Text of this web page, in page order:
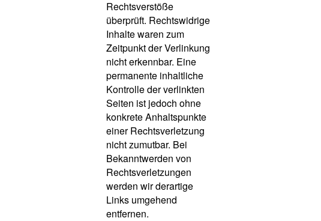
Rechtsverstöße
überprüft. Rechtswidrige
Inhalte waren zum
Zeitpunkt der Verlinkung
nicht erkennbar. Eine
permanente inhaltliche
Kontrolle der verlinkten
Seiten ist jedoch ohne
konkrete Anhaltspunkte
einer Rechtsverletzung
nicht zumutbar. Bei
Bekanntwerden von
Rechtsverletzungen
werden wir derartige
Links umgehend
entfernen.